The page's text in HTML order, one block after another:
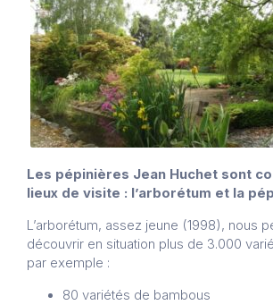
Les pépinières Jean Huchet sont
lieux de visite : l’arborétum et la
L’arborétum, assez jeune (1998), nous
découvrir en situation plus de 3.000
par exemple :
80 variétés de bambous